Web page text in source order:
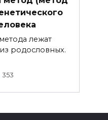
лежат
родословных.
353